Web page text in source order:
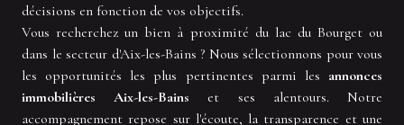
décisions en fonction de vos objectifs.
Vous recherchez un bien à proximité du lac du Bourget ou
dans le secteur d'Aix-les-Bains ? Nous sélectionnons pour vous
les opportunités les plus pertinentes parmi les annonces
immobilières Aix-les-Bains et ses alentours. Notre
accompagnement repose sur l'écoute, la transparence et une